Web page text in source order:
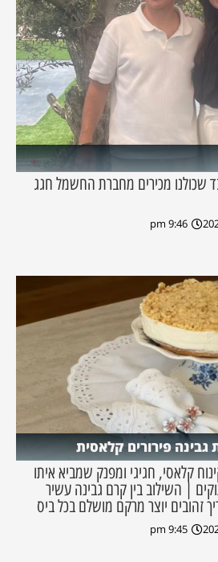
שכולנו מכירים מחברת החשמל חגג
9:46 pm
פירורים קלאסית
קלאסי, חגיגי ומפנק שמביא איתו
| השילוב בין קרם גבינה עשיר
זהובים יוצר מרקם מושלם בכל ביס
9:45 pm